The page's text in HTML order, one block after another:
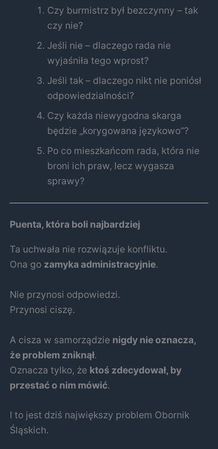
Czy burmistrz był bezczynny – tak
czy nie?
Jeśli nie – dlaczego rada nie
wyjaśniła tego wprost?
Jeśli tak – dlaczego nikt nie poniósł
odpowiedzialności?
Czy każda niewygodna skarga
będzie „korygowana językowo”?
Po co mieszkańcom rada, która nie
broni ich praw, lecz wygasza
sprawy?
Puenta, która boli najbardziej
Ta uchwała nie rozwiązuje konfliktu.
Ona go zamyka administracyjnie.
Nie przynosi odpowiedzi.
Przynosi ciszę.
A cisza w samorządzie nigdy nie oznacza,
że problem zniknął.
Oznacza tylko, że ktoś zdecydował, by
przestać o nim mówić.
I to jest dziś największy problem Obornik
Śląskich.